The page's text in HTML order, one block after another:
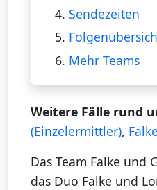
4. Sendezeiten
5.
6. Mehr Teams
Weitere Fälle rund
(Einzelermittler),
Das Team Falke und
das Duo Falke und